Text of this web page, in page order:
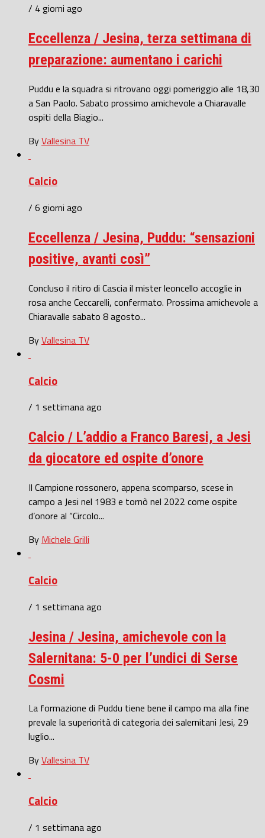
/ 4 giorni ago
Eccellenza / Jesina, terza settimana di
preparazione: aumentano i carichi
Puddu e la squadra si ritrovano oggi pomeriggio alle 18,30
a San Paolo. Sabato prossimo amichevole a Chiaravalle
ospiti della Biagio...
ByVallesina TV
Calcio
/ 6 giorni ago
Eccellenza / Jesina, Puddu: “sensazioni
positive, avanti così”
Concluso il ritiro di Cascia il mister leoncello accoglie in
rosa anche Ceccarelli, confermato. Prossima amichevole a
Chiaravalle sabato 8 agosto...
ByVallesina TV
Calcio
/ 1 settimana ago
Calcio / L’addio a Franco Baresi, a Jesi
da giocatore ed ospite d’onore
Il Campione rossonero, appena scomparso, scese in
campo a Jesi nel 1983 e tornò nel 2022 come ospite
d’onore al “Circolo...
By Michele Grilli
Calcio
/ 1 settimana ago
Jesina / Jesina, amichevole con la
Salernitana: 5-0 per l’undici di Serse
Cosmi
La formazione di Puddu tiene bene il campo ma alla fine
prevale la superiorità di categoria dei salernitani Jesi, 29
luglio...
ByVallesina TV
Calcio
/ 1 settimana ago